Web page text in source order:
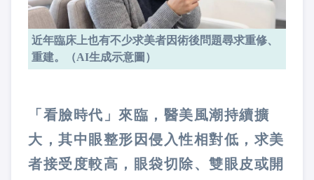
近年臨床上也有不少求美者因術後問題尋求重修、
重建。（AI生成示意圖）
「看臉時代」來臨，醫美風潮持續擴
大，其中眼整形因侵入性相對低，求美
者接受度較高，眼袋切除、雙眼皮或開